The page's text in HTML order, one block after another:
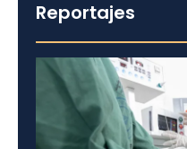
Reportajes